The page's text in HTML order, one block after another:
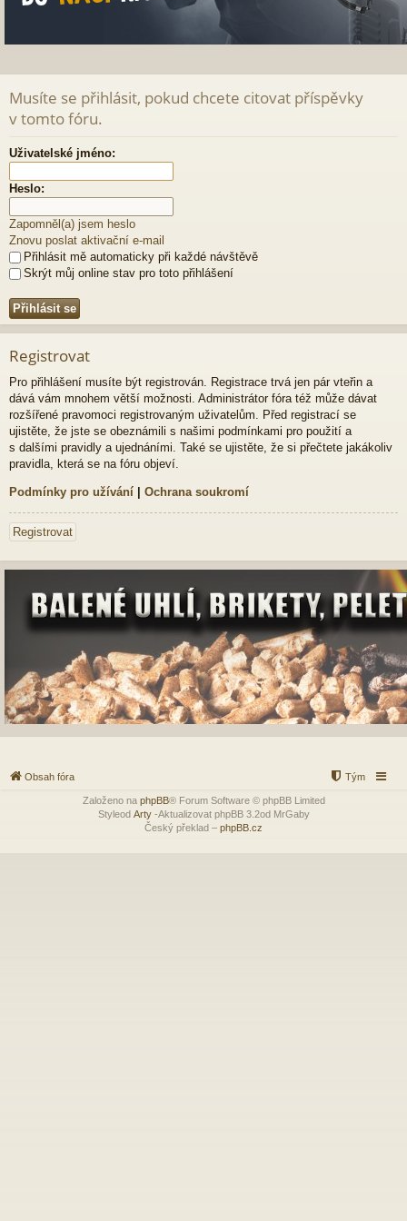
Musíte se přihlásit, pokud chcete citovat příspěvky
v tomto fóru.
Uživatelské jméno:
Heslo:
Zapomněl(a) jsem heslo
Znovu poslat aktivační e-mail
Přihlásit mě automaticky při každé návštěvě
Skrýt můj online stav pro toto přihlášení
Registrovat
Pro přihlášení musíte být registrován. Registrace trvá jen pár vteřin a
dává vám mnohem větší možnosti. Administrátor fóra též může dávat
rozšířené pravomoci registrovaným uživatelům. Před registrací se
ujistěte, že jste se obeznámili s našimi podmínkami pro použití a
s dalšími pravidly a ujednáními. Také se ujistěte, že si přečtete jakákoliv
pravidla, která se na fóru objeví.
Podmínky pro užívání | Ochrana soukromí
Registrovat
Obsah fóra Tým
Založeno na phpBB® Forum Software © phpBB Limited
Styleod Arty-Aktualizovat phpBB 3.2od MrGaby
Český překlad – phpBB.cz